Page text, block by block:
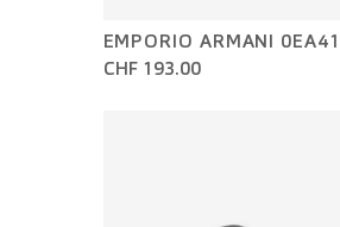
EMPORIO ARMANI
CHF 193.00